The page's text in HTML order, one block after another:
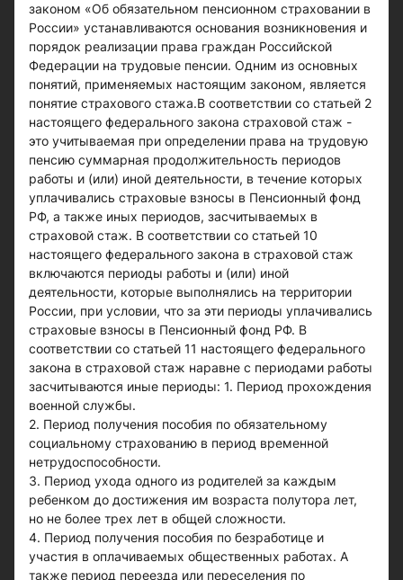
законом «Об обязательном пенсионном страховании в
России» устанавливаются основания возникновения и
порядок реализации права граждан Российской
Федерации на трудовые пенсии. Одним из основных
понятий, применяемых настоящим законом, является
понятие страхового стажа.В соответствии со статьей 2
настоящего федерального закона страховой стаж -
это учитываемая при определении права на трудовую
пенсию суммарная продолжительность периодов
работы и (или) иной деятельности, в течение которых
уплачивались страховые взносы в Пенсионный фонд
РФ, а также иных периодов, засчитываемых в
страховой стаж. В соответствии со статьей 10
настоящего федерального закона в страховой стаж
включаются периоды работы и (или) иной
деятельности, которые выполнялись на территории
России, при условии, что за эти периоды уплачивались
страховые взносы в Пенсионный фонд РФ. В
соответствии со статьей 11 настоящего федерального
закона в страховой стаж наравне с периодами работы
засчитываются иные периоды: 1. Период прохождения
военной службы.
2. Период получения пособия по обязательному
социальному страхованию в период временной
нетрудоспособности.
3. Период ухода одного из родителей за каждым
ребенком до достижения им возраста полутора лет,
но не более трех лет в общей сложности.
4. Период получения пособия по безработице и
участия в оплачиваемых общественных работах. А
также период переезда или переселения по